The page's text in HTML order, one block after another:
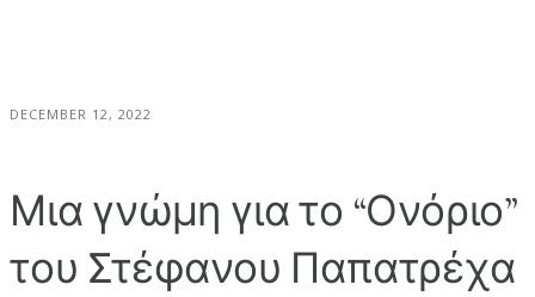
DECEMBER 12, 2022
Μια γνώμη για το “Ονόριο”
του Στέφανου Παπατρέχα